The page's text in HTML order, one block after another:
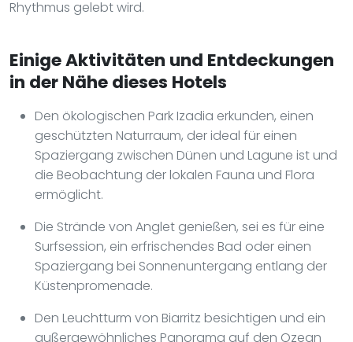
Rhythmus gelebt wird.
Einige Aktivitäten und Entdeckungen
in der Nähe dieses Hotels
Den ökologischen Park Izadia erkunden, einen
geschützten Naturraum, der ideal für einen
Spaziergang zwischen Dünen und Lagune ist und
die Beobachtung der lokalen Fauna und Flora
ermöglicht.
Die Strände von Anglet genießen, sei es für eine
Surfsession, ein erfrischendes Bad oder einen
Spaziergang bei Sonnenuntergang entlang der
Küstenpromenade.
Den Leuchtturm von Biarritz besichtigen und ein
außergewöhnliches Panorama auf den Ozean